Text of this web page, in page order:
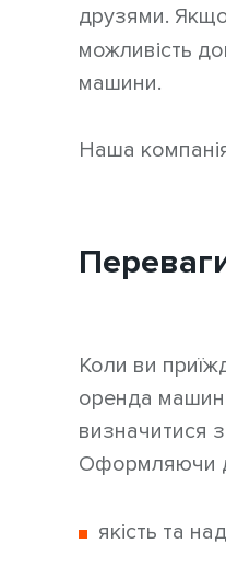
друзями.
можливість
машини.
Наша
Коли ви
оренда
визначитися
Оформляючи
якість та